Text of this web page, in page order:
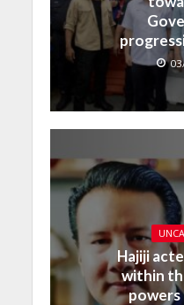
Hajiji
within
powers